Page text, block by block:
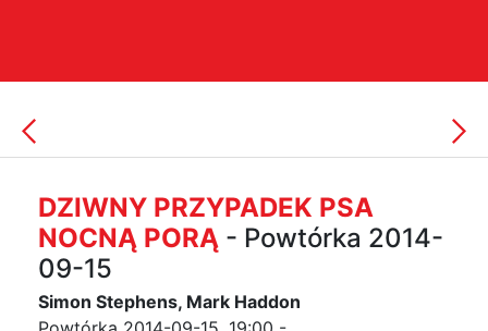
DZIWNY PRZYPADEK PSA
NOCNĄ PORĄ - Powtórka 2014-
09-15
Simon Stephens, Mark Haddon